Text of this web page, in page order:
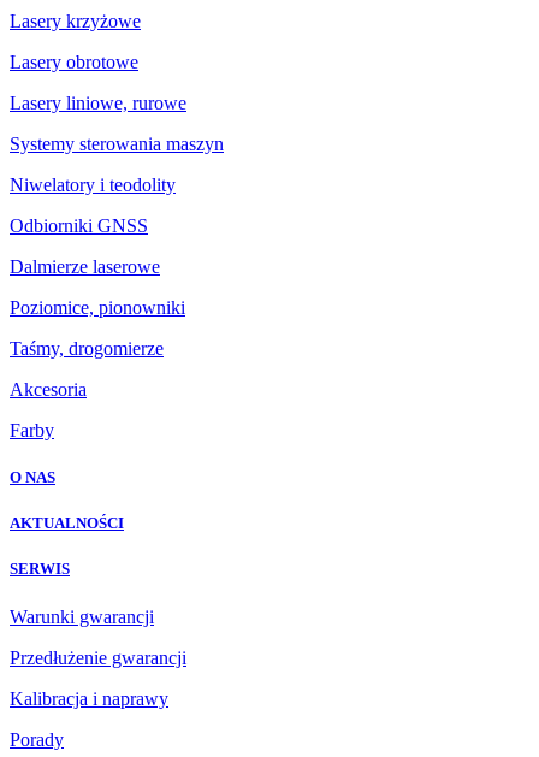
Lasery krzyżowe
Lasery obrotowe
Lasery liniowe, rurowe
Systemy sterowania maszyn
Niwelatory i teodolity
Odbiorniki GNSS
Dalmierze laserowe
Poziomice, pionowniki
Taśmy, drogomierze
Akcesoria
Farby
O NAS
AKTUALNOŚCI
SERWIS
Warunki gwarancji
Przedłużenie gwarancji
Kalibracja i naprawy
Porady